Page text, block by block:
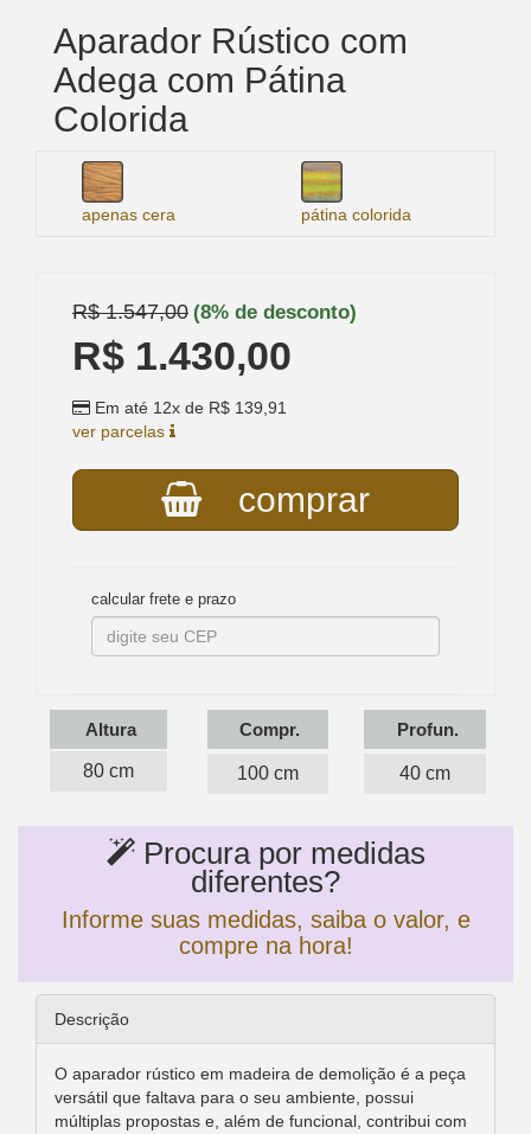
Aparador Rústico com
Adega com Pátina
Colorida
apenas cera pátina colorida
R$ 1.547,00 (8% de desconto)
R$ 1.430,00
Em até 12x de R$ 139,91
ver parcelas
comprar
calcular frete e prazo
Altura
80 cm
Compr.
100 cm
Profun.
40 cm
Procura por medidas
diferentes?
Informe suas medidas, saiba o valor, e
compre na hora!
Descrição
O aparador rústico em madeira de demolição é a peça
versátil que faltava para o seu ambiente, possui
múltiplas propostas e, além de funcional, contribui com